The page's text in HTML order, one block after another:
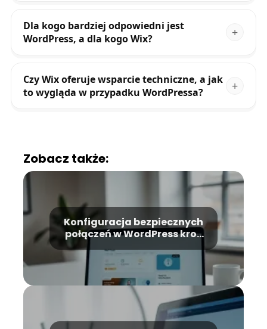
Dla kogo bardziej odpowiedni jest
WordPress, a dla kogo Wix?
Czy Wix oferuje wsparcie techniczne, a jak
to wygląda w przypadku WordPressa?
Zobacz także:
Konfiguracja bezpiecznych
połączeń w WordPress krok